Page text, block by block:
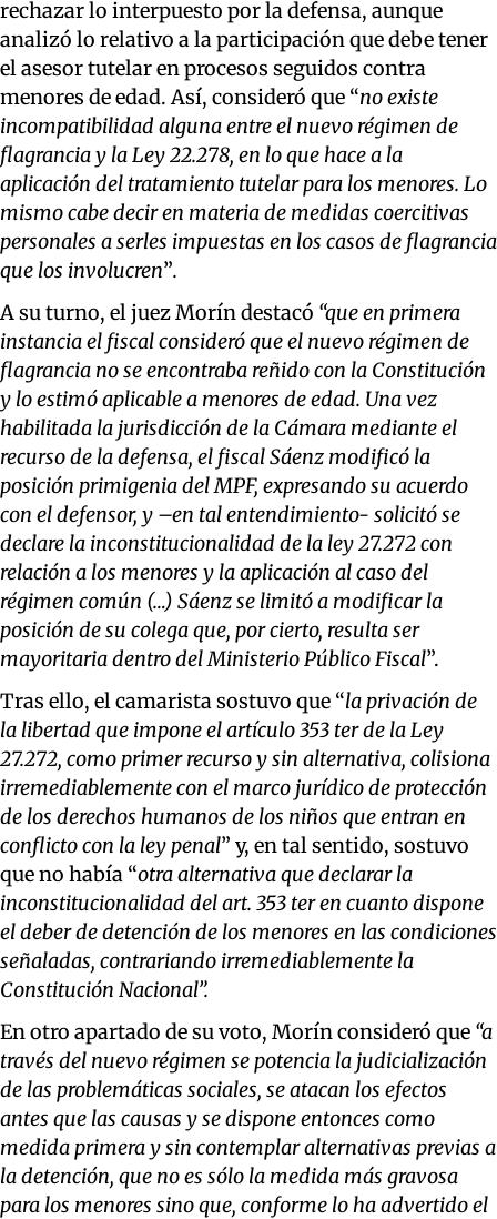
rechazar lo interpuesto por la defensa, aunque
analizó lo relativo a la participación que debe tener
el asesor tutelar en procesos seguidos contra
menores de edad. Así, consideró que “no existe
incompatibilidad alguna entre el nuevo régimen de
flagrancia y la Ley 22.278, en lo que hace a la
aplicación del tratamiento tutelar para los menores. Lo
mismo cabe decir en materia de medidas coercitivas
personales a serles impuestas en los casos de flagrancia
que los involucren”.
A su turno, el juez Morín destacó “que en primera
instancia el fiscal consideró que el nuevo régimen de
flagrancia no se encontraba reñido con la Constitución
y lo estimó aplicable a menores de edad. Una vez
habilitada la jurisdicción de la Cámara mediante el
recurso de la defensa, el fiscal Sáenz modificó la
posición primigenia del MPF, expresando su acuerdo
con el defensor, y –en tal entendimiento- solicitó se
declare la inconstitucionalidad de la ley 27.272 con
relación a los menores y la aplicación al caso del
régimen común (…) Sáenz se limitó a modificar la
posición de su colega que, por cierto, resulta ser
mayoritaria dentro del Ministerio Público Fiscal”.
Tras ello, el camarista sostuvo que “la privación de
la libertad que impone el artículo 353 ter de la Ley
27.272, como primer recurso y sin alternativa, colisiona
irremediablemente con el marco jurídico de protección
de los derechos humanos de los niños que entran en
conflicto con la ley penal” y, en tal sentido, sostuvo
que no había “otra alternativa que declarar la
inconstitucionalidad del art. 353 ter en cuanto dispone
el deber de detención de los menores en las condiciones
señaladas, contrariando irremediablemente la
Constitución Nacional”.
En otro apartado de su voto, Morín consideró que “a
través del nuevo régimen se potencia la judicialización
de las problemáticas sociales, se atacan los efectos
antes que las causas y se dispone entonces como
medida primera y sin contemplar alternativas previas a
la detención, que no es sólo la medida más gravosa
para los menores sino que, conforme lo ha advertido el